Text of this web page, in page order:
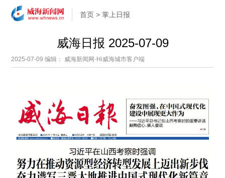
首页 >掌上日报
威海日报 2025-07-09
2025-07-09编辑： 威海新闻网·Hi威海城市客户端